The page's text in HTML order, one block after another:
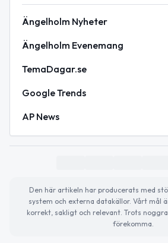
Ängelholm Nyheter
Ängelholm Evenemang
TemaDagar.se
Google Trends
AP News
Den här artikeln har producerats med
system och externa datakällor. Vårt mål
korrekt, sakligt och relevant. Trots
förekomma.